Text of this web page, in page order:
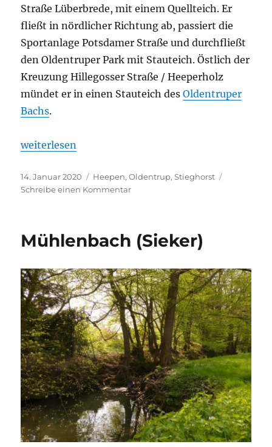
Straße Lüberbrede, mit einem Quellteich. Er
fließt in nördlicher Richtung ab, passiert die
Sportanlage Potsdamer Straße und durchfließt
den Oldentruper Park mit Stauteich. Östlich der
Kreuzung Hillegosser Straße / Heeperholz
mündet er in einen Stauteich desOldentruper
Bachs.
„Stieghorster Bach“
weiterlesen
Veröffentlicht
am
14. Januar 2020 Kategorien
Heepen,Oldentrup,Stieghorst
Schreibe einen Kommentarzu
Mühlenbach (Sieker)